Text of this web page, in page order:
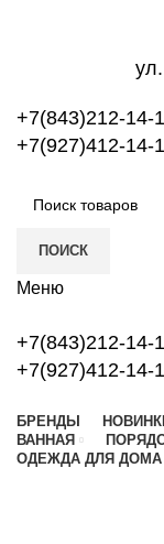
+7(843)212-14-
+7(927)412-14-
ПОИСК
Меню
+7(843)212-14-
+7(927)412-14-
БРЕНДЫ
ВАННАЯ
ОДЕЖДА ДЛЯ ДОМА